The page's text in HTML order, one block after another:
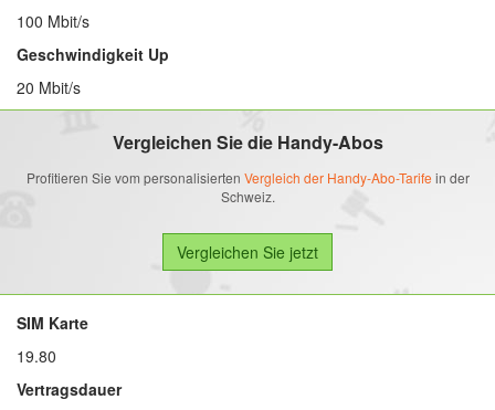
100 Mbit/s
Geschwindigkeit Up
20 Mbit/s
Vergleichen Sie die Handy-Abos
Profitieren Sie vom personalisierten Vergleich der Handy-Abo-Tarife in der
Schweiz.
SIM Karte
19.80
Vertragsdauer